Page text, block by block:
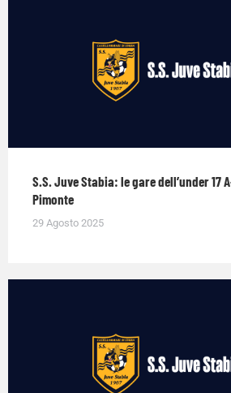
S.S. Juve Stabia: le gare dell’under 17
Pimonte
29 Agosto 2025